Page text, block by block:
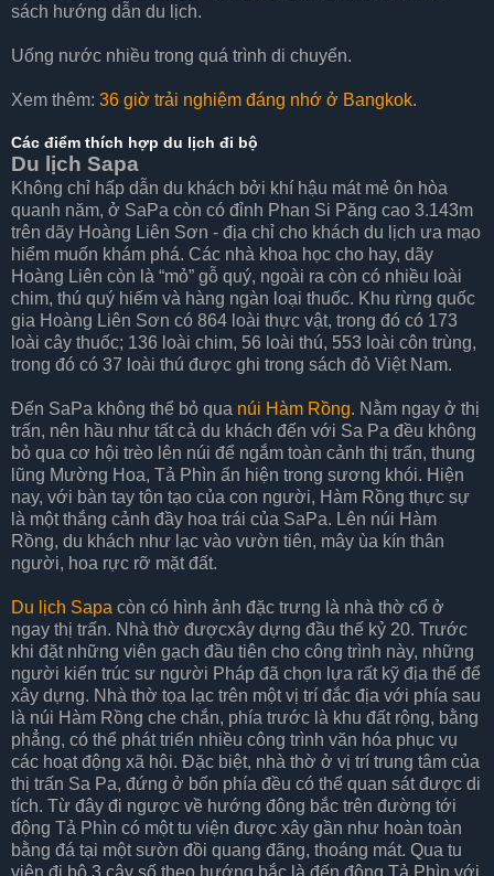
sách hướng dẫn du lịch.
Uống nước nhiều trong quá trình di chuyển.
Xem thêm: 36 giờ trải nghiệm đáng nhớ ở Bangkok.
Các điểm thích hợp du lịch đi bộ
Du lịch Sapa
Không chỉ hấp dẫn du khách bởi khí hậu mát mẻ ôn hòa
quanh năm, ở SaPa còn có đỉnh Phan Si Păng cao 3.143m
trên dãy Hoàng Liên Sơn - địa chỉ cho khách du lịch ưa mạo
hiểm muốn khám phá. Các nhà khoa học cho hay, dãy
Hoàng Liên còn là “mỏ” gỗ quý, ngoài ra còn có nhiều loài
chim, thú quý hiếm và hàng ngàn loại thuốc. Khu rừng quốc
gia Hoàng Liên Sơn có 864 loài thực vật, trong đó có 173
loài cây thuốc; 136 loài chim, 56 loài thú, 553 loài côn trùng,
trong đó có 37 loài thú được ghi trong sách đỏ Việt Nam.
Đến SaPa không thể bỏ qua núi Hàm Rồng. Nằm ngay ở thị
trấn, nên hầu như tất cả du khách đến với Sa Pa đều không
bỏ qua cơ hội trèo lên núi để ngắm toàn cảnh thị trấn, thung
lũng Mường Hoa, Tả Phìn ẩn hiện trong sương khói. Hiện
nay, với bàn tay tôn tạo của con người, Hàm Rồng thực sự
là một thắng cảnh đầy hoa trái của SaPa. Lên núi Hàm
Rồng, du khách như lạc vào vườn tiên, mây ùa kín thân
người, hoa rực rỡ mặt đất.
Du lịch Sapa còn có hình ảnh đặc trưng là nhà thờ cổ ở
ngay thị trấn. Nhà thờ đượcxây dựng đầu thế kỷ 20. Trước
khi đặt những viên gạch đầu tiên cho công trình này, những
người kiến trúc sư người Pháp đã chọn lựa rất kỹ địa thế để
xây dựng. Nhà thờ tọa lạc trên một vị trí đắc địa với phía sau
là núi Hàm Rồng che chắn, phía trước là khu đất rộng, bằng
phẳng, có thể phát triển nhiều công trình văn hóa phục vụ
các hoạt động xã hội. Đặc biệt, nhà thờ ở vị trí trung tâm của
thị trấn Sa Pa, đứng ở bốn phía đều có thể quan sát được di
tích. Từ đây đi ngược về hướng đông bắc trên đường tới
động Tả Phìn có một tu viện được xây gần như hoàn toàn
bằng đá tại một sườn đồi quang đãng, thoáng mát. Qua tu
viện đi bộ 3 cây số theo hướng bắc là đến động Tả Phìn với